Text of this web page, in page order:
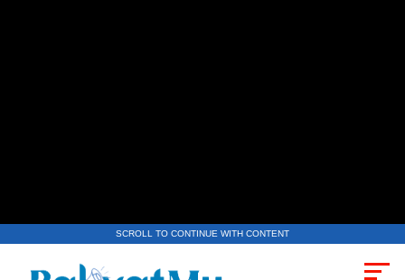
SCROLL TO CONTINUE WITH CONTENT